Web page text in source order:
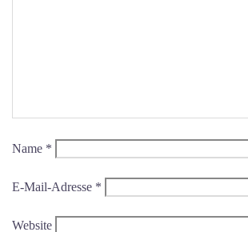
Name *
E-Mail-Adresse *
Website